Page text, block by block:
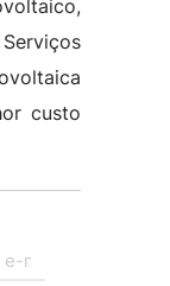
custo